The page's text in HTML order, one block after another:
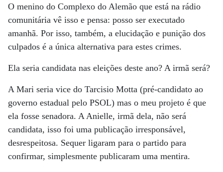
O menino do Complexo do Alemão que está na rádio
comunitária vê isso e pensa: posso ser executado
amanhã. Por isso, também, a elucidação e punição dos
culpados é a única alternativa para estes crimes.
Ela seria candidata nas eleições deste ano? A irmã será?
A Mari seria vice do Tarcisio Motta (pré-candidato ao
governo estadual pelo PSOL) mas o meu projeto é que
ela fosse senadora. A Anielle, irmã dela, não será
candidata, isso foi uma publicação irresponsável,
desrespeitosa. Sequer ligaram para o partido para
confirmar, simplesmente publicaram uma mentira.